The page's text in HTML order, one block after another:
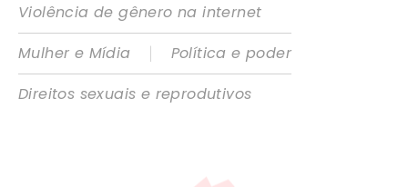
Violência de gênero na internet
Mulher e Mídia
|
Política e poder
Direitos sexuais e reprodutivos